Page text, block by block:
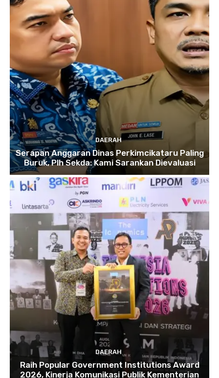
DAERAH
Serapan Anggaran Dinas Perkimcikataru Paling
Buruk, Plh Sekda: Kami Sarankan Dievaluasi
DAERAH
Raih Popular Government Institutions Award
2026, Kinerja Komunikasi Publik Kementerian